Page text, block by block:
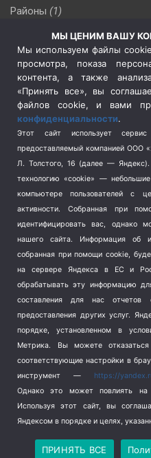
Районы (1)
(510)
Сельское хозяйство (3)
Социальная политика
(3)
Спецоперация в Украине
Спецоперация на Украине
Спорт (740)
Терроризм (1)
Транспорт (262)
Туризм (178)
Флот (76)
Школа и спорт (2)
Экология (8)
Экономика (1172)
Copyright © 2026
Политика
МЫ ЦЕНИМ ВАШУ
Мы используем файлы
просмотра, показа
контента, а также
«Принять все», вы
файлов cookie, и вами
конфиденциальности.
Этот сайт использует
предоставляемый компанией ООО
Л. Толстого, 16 (далее —
технологию «cookie» —
компьютере пользователей с
активности.
Собранная при
идентифицировать вас, однако
нашего сайта. Информация об
собранная при помощи cookie,
на сервере Яндекса в ЕС и
обрабатывать эту информацию
составления для нас
предоставления других услуг.
порядке, установленном в
Метрика.
Вы можете
соответствующие настройки в
инструмент — https://
Однако это может повлиять на
Используя этот сайт, вы
Яндексом в порядке и целях,
ПРИНЯТЬ ВСЕ